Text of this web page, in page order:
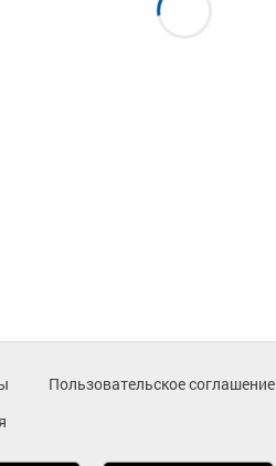
Пользовательское соглашение